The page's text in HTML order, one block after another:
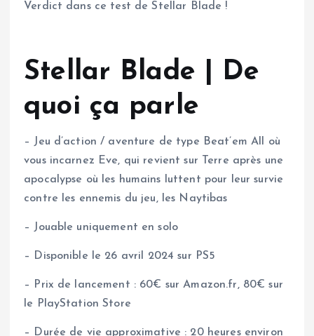
Verdict dans ce test de Stellar Blade !
Stellar Blade | De
quoi ça parle
– Jeu d’action / aventure de type Beat’em All où
vous incarnez Eve, qui revient sur Terre après une
apocalypse où les humains luttent pour leur survie
contre les ennemis du jeu, les Naytibas
– Jouable uniquement en solo
– Disponible le 26 avril 2024 sur PS5
– Prix de lancement : 60€ sur Amazon.fr, 80€ sur
le PlayStation Store
– Durée de vie approximative : 20 heures environ